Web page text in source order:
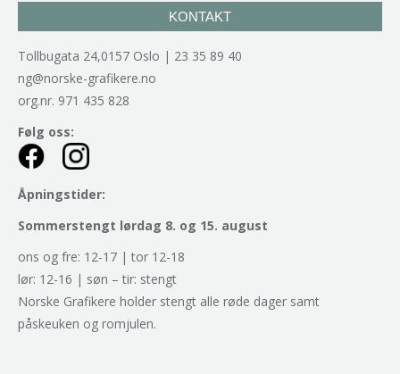
KONTAKT
Tollbugata 24,0157 Oslo | 23 35 89 40
ng@norske-grafikere.no
org.nr. 971 435 828
Følg oss:
Åpningstider:
Sommerstengt lørdag 8. og 15. august
ons og fre: 12-17 | tor 12-18
lør: 12-16 | søn – tir: stengt
Norske Grafikere holder stengt alle røde dager samt
påskeuken og romjulen.